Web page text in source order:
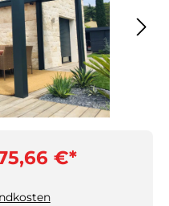
€*